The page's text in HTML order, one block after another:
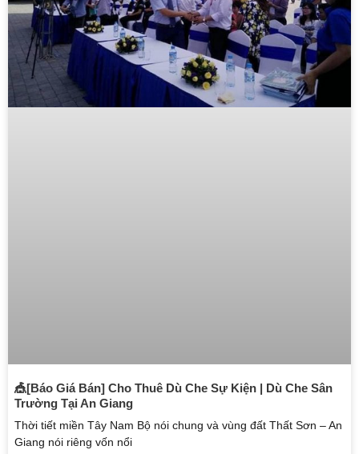
🎪[Báo Giá Bán] Cho Thuê Dù Che Sự Kiện | Dù Che Sân
Trường Tại An Giang
Thời tiết miền Tây Nam Bộ nói chung và vùng đất Thất Sơn – An
Giang nói riêng vốn nổi